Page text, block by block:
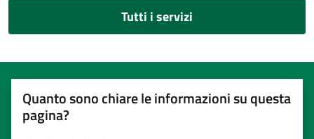
Tutti i servizi
Quanto sono chiare le informazioni su questa
pagina?